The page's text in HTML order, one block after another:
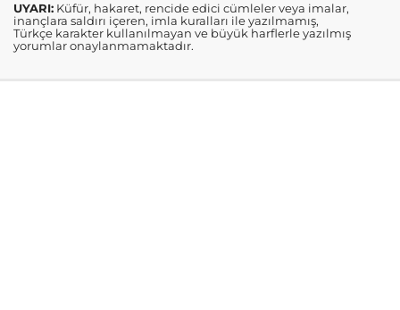
UYARI: Küfür, hakaret, rencide edici cümleler veya imalar,
inançlara saldırı içeren, imla kuralları ile yazılmamış,
Türkçe karakter kullanılmayan ve büyük harflerle yazılmış
yorumlar onaylanmamaktadır.